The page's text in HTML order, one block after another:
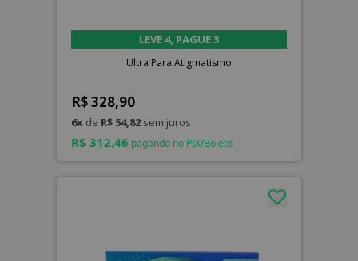
LEVE 4, PAGUE 3
Ultra Para Atigmatismo
R$ 328,90
6x de R$ 54,82sem juros
R$ 312,46 pagando no PIX/Boleto